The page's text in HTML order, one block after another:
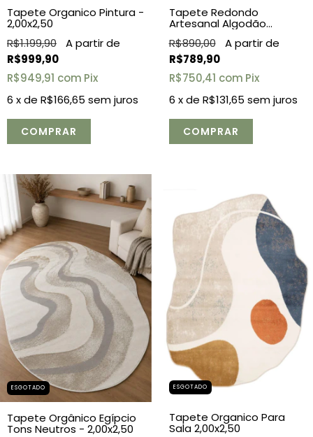
Tapete Organico Pintura -
2,00x2,50
R$1.199,90
R$999,90
R$949,91 com Pix
6 x de R$166,65 sem juros
Tapete Redondo
Artesanal Algodão
R$890,00
R$789,90
R$750,41 com Pix
6 x de R$131,65 sem juros
ESGOTADO
Tapete Orgânico Egípcio
Tons Neutros - 2,00x2,50
ESGOTADO
Tapete Organico Para
Sala 2,00x2,50